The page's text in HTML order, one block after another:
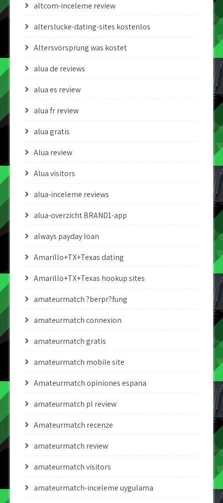
altcom-inceleme review
alterslucke-dating-sites kostenlos
Altersvorsprung was kostet
alua de reviews
alua es review
alua fr review
alua gratis
Alua review
Alua visitors
alua-inceleme reviews
alua-overzicht BRAND1-app
always payday loan
Amarillo+TX+Texas dating
Amarillo+TX+Texas hookup sites
amateurmatch ?berpr?fung
amateurmatch connexion
amateurmatch gratis
amateurmatch mobile site
Amateurmatch opiniones espana
amateurmatch pl review
Amateurmatch recenze
amateurmatch review
amateurmatch visitors
amateurmatch-inceleme uygulama